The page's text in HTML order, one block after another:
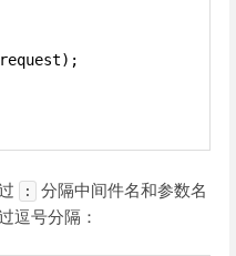
:
分隔中间件名和参数名
逗号分隔：